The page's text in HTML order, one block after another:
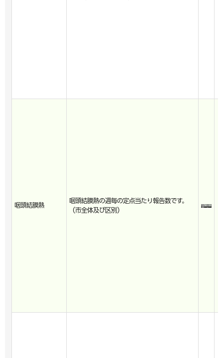
咽頭結膜熱
咽頭結膜熱の週毎の定点当たり報告数です。
（市全体及び区別）